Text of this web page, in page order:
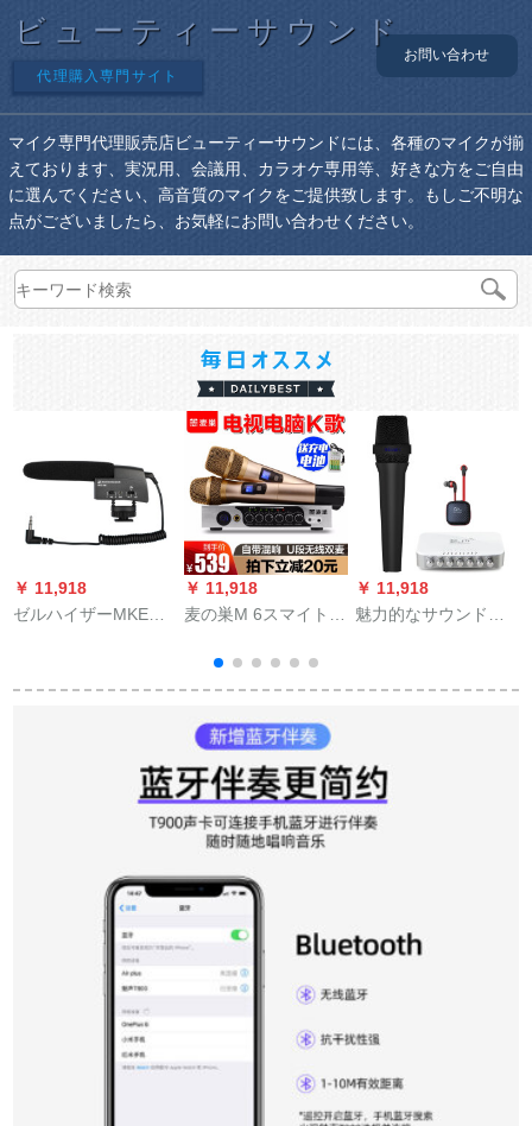
ビューティーサウンド
代理購入専門サイト
お問い合わせ
マイク専門代理販売店ビューティーサウンドには、各種のマイクが揃
えております、実況用、会議用、カラオケ専用等、好きな方をご自由
に選んでください、高音質のマイクをご提供致します。もしご不明な
点がございましたら、お気軽にお問い合わせください。
￥ 11,918
ゼルハイザーMKE
メラ一目レフマイク
￥ 11,918
麦の巣M 6スマイトメ
トマイク小米海信创
维楽视康佳长虹テレ
ビトジェクU段マキル
ド
￥ 11,918
魅力的なサウンドの
っています。速くて
ってレコーディング
します。マイクラ生
放送设备の全セトの